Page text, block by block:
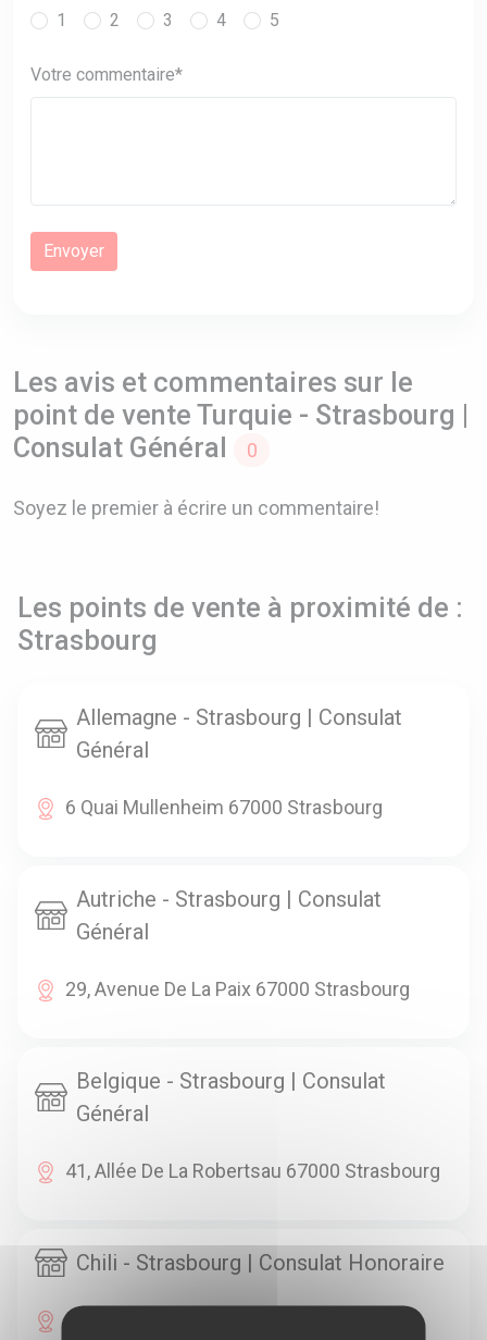
1
2 3 4 5
Votre commentaire*
Les avis et commentaires sur le
point de vente Turquie - Strasbourg |
Consulat Général
0
Soyez le premier à écrire un commentaire!
Les points de vente à proximité de :
Strasbourg
Allemagne - Strasbourg | Consulat
Général
6 Quai Mullenheim 67000 Strasbourg
Autriche - Strasbourg | Consulat
Général
29, Avenue De La Paix 67000 Strasbourg
Belgique - Strasbourg | Consulat
Général
41, Allée De La Robertsau 67000 Strasbourg
Chili - Strasbourg | Consulat Honoraire
17 Rue De Rosheim 67000 Strasbourg